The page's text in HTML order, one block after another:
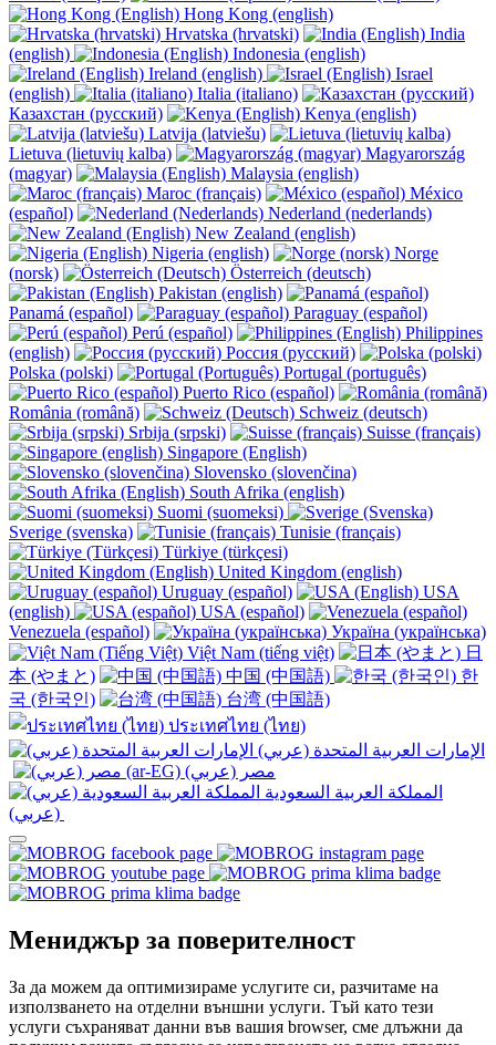
Hong Kong (english)
Hrvatska (hrvatski)
India
(english)
Indonesia (english)
Ireland (english)
Israel
(english)
Italia (italiano)
Казахстан (русский)
Kenya (english)
Latvija (latviešu)
Lietuva (lietuvių kalba)
Magyarország
(magyar)
Malaysia (english)
Maroc (français)
México
(español)
Nederland (nederlands)
New Zealand (english)
Nigeria (english)
Norge
(norsk)
Österreich (deutsch)
Pakistan (english)
Panamá (español)
Paraguay (español)
Perú (español)
Philippines
(english)
Россия (русский)
Polska (polski)
Portugal (português)
Puerto Rico (español)
România (română)
Schweiz (deutsch)
Srbija (srpski)
Suisse (français)
Singapore (English)
Slovensko (slovenčina)
South Afrika (english)
Suomi (suomeksi)
Sverige (svenska)
Tunisie (français)
Türkiye (türkçesi)
United Kingdom (english)
Uruguay (español)
USA
(english)
USA (español)
Venezuela (español)
Україна (українська)
Việt Nam (tiếng việt)
日
本 (やまと)
中国 (中国語)
한
국 (한국인)
台湾 (中国語)
ประเทศไทย (ไทย)
Мениджър за поверителност
За да можем да оптимизираме услугите си, разчитаме на
използването на отделни външни услуги. Тъй като тези
услуги съхраняват данни във вашия browser, сме длъжни да